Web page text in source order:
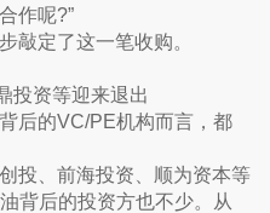
作呢?”
敲定了这一笔收购。
投资等迎来退出
后的VC/PE机构而言，都
投、前海投资、顺为资本等
背后的投资方也不少。从